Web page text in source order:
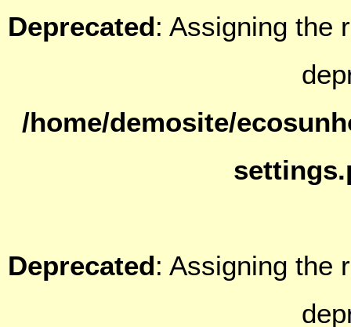
Deprecated: Assigning the
/home/demosite/
Deprecated: Assigning the